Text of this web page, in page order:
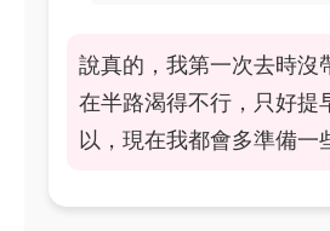
說真的，我第一次去時沒
在半路渴得不行，只好提
以，現在我都會多準備一